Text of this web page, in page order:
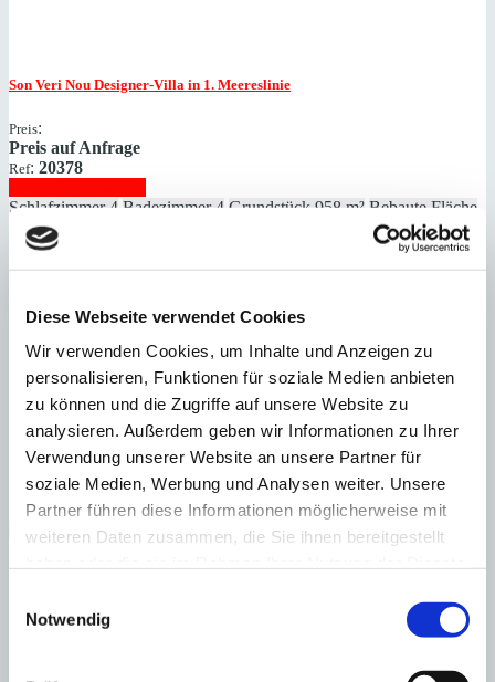
Diese Webseite verwendet Cookies
Wir verwenden Cookies, um Inhalte und Anzeigen zu
personalisieren, Funktionen für soziale Medien anbieten
zu können und die Zugriffe auf unsere Website zu
analysieren. Außerdem geben wir Informationen zu Ihrer
Verwendung unserer Website an unsere Partner für
soziale Medien, Werbung und Analysen weiter. Unsere
Partner führen diese Informationen möglicherweise mit
weiteren Daten zusammen, die Sie ihnen bereitgestellt
Notwendig
Son Veri Nou Designer-Villa in 1. Meereslinie
Preis:
Preis auf Anfrage
Ref: 20378
Schlafzimmer 4 Badezimmer 4 Grundstück 958 m² Bebaute Fläche
745 m²
Schlafzimmer
Bebaute Fläche
745 m² Heizung Zentralheizung Baujahr 1999
LlucmajorSpektakuläre Neubaufinca für Pferdeliebhaber mit Reitanlage
und Panoramablick in zentraler Lage
6.300.000
Ref:26988
Immobilie anzeigen
Bebaute
Fläche 605 m²
Fläche
605 m²